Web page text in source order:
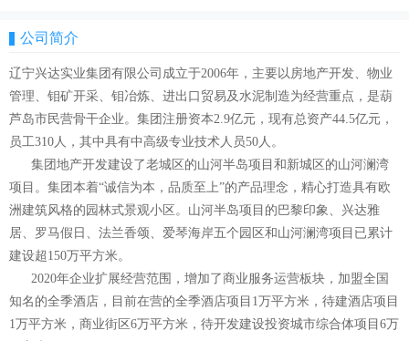
公司简介
辽宁兴达实业集团有限公司成立于2006年，主要以房地产开发、物业
管理、钼矿开采、钼冶炼、进出口贸易及水泥制造为经营重点，是葫
芦岛市民营骨干企业。集团注册资本2.9亿元，现有总资产44.5亿元，
员工310人，其中具有中高级专业技术人员50人。
集团地产开发建设了老城区的山河半岛项目和新城区的山河澜湾
项目。集团本着“诚信为本，品质至上”的产品理念，精心打造具有欧
洲建筑风格的园林式景观小区。山河半岛项目的巴黎印象、兴达雅
居、罗马假日、法兰香颂、爱琴海岸五个园区和山河澜湾项目已累计
建设超150万平方米。
2020年企业扩展经营范围，增加了商业服务运营板块，加盟全国
知名的全季酒店，目前在营的全季酒店项目1万平方米，待建酒店项目
1万平方米，商业街区6万平方米，待开发建设投资城市综合体项目6万